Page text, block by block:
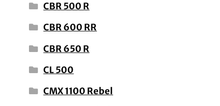
CBR 500 R
CBR 600 RR
CBR 650 R
CL 500
CMX 1100 Rebel